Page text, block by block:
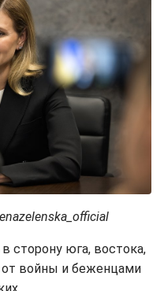
сторону юга, востока,
войны и беженцами